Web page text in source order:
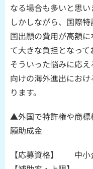
なる場合も多いと思い
しかしながら、国際
国出願の費用が高額
て大きな負担となって
そういった悩みに応
向けの海外進出にお
ります。
▲外国で特許権や商
願助成金
【応募資格】 中小